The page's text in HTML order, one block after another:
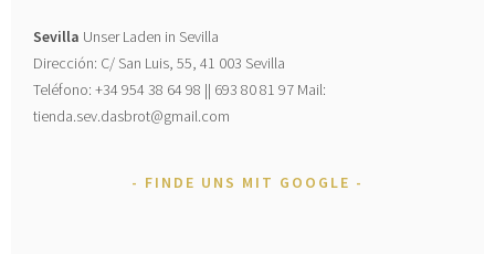
Sevilla Unser Laden in Sevilla
Dirección: C/ San Luis, 55, 41 003 Sevilla
Teléfono: +34 954 38 64 98 || 693 80 81 97 Mail:
tienda.sev.dasbrot@gmail.com
FINDE UNS MIT GOOGLE